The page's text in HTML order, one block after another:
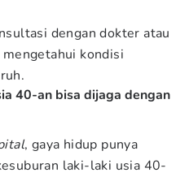
dengan dokter atau
kondisi
40-an bisa dijaga dengan
, gaya hidup punya
laki-laki usia 40-